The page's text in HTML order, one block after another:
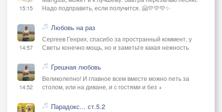
15:15
Надо подправить, если получится. 🤗💛💛💛✨
14:57
Любовь на раз
Сергеев Генрих, спасибо за пространный коммент, у
Светы конечно мощь, но и заметьте какая нежность
14:52
Грешная любовь
Великолепно! И главное всем вместе можно петь за
столом, или на диване, и с гостями и без +
Парадокс... ст.5.2